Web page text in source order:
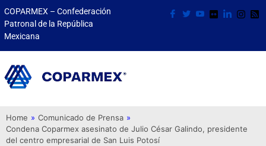
COPARMEX – Confederación
Patronal de la República
Mexicana
Home » Comunicado de Prensa »
Condena Coparmex asesinato de Julio César Galindo, presidente
del centro empresarial de San Luis Potosí